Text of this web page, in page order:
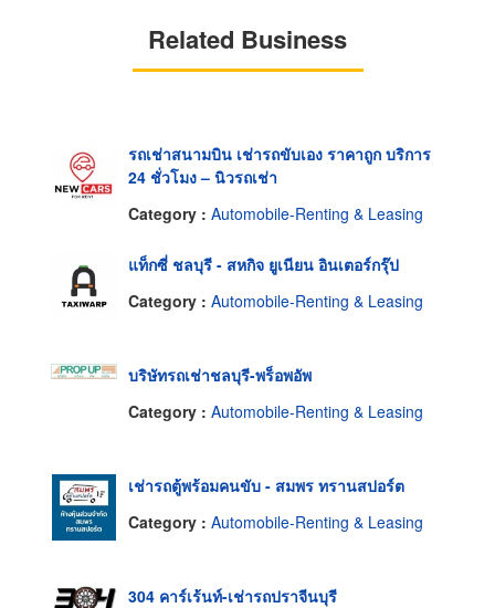
Related Business
รถเช่าสนามบิน เช่ารถขับเอง ราคาถูก บริการ
24 ชั่วโมง – นิวรถเช่า
Category : Automobile-Renting & Leasing
แท็กซี่ ชลบุรี - สหกิจ ยูเนียน อินเตอร์กรุ๊ป
Category : Automobile-Renting & Leasing
บริษัทรถเช่าชลบุรี-พร็อพอัพ
Category : Automobile-Renting & Leasing
เช่ารถตู้พร้อมคนขับ - สมพร ทรานสปอร์ต
Category : Automobile-Renting & Leasing
304 คาร์เร้นท์-เช่ารถปราจีนบุรี